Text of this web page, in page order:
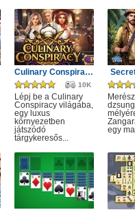
Culinary Conspiracy
10K
Lépj be a Culinary
Conspiracy világába,
egy luxus
környezetben
játszódó
tárgykeresős...
egy